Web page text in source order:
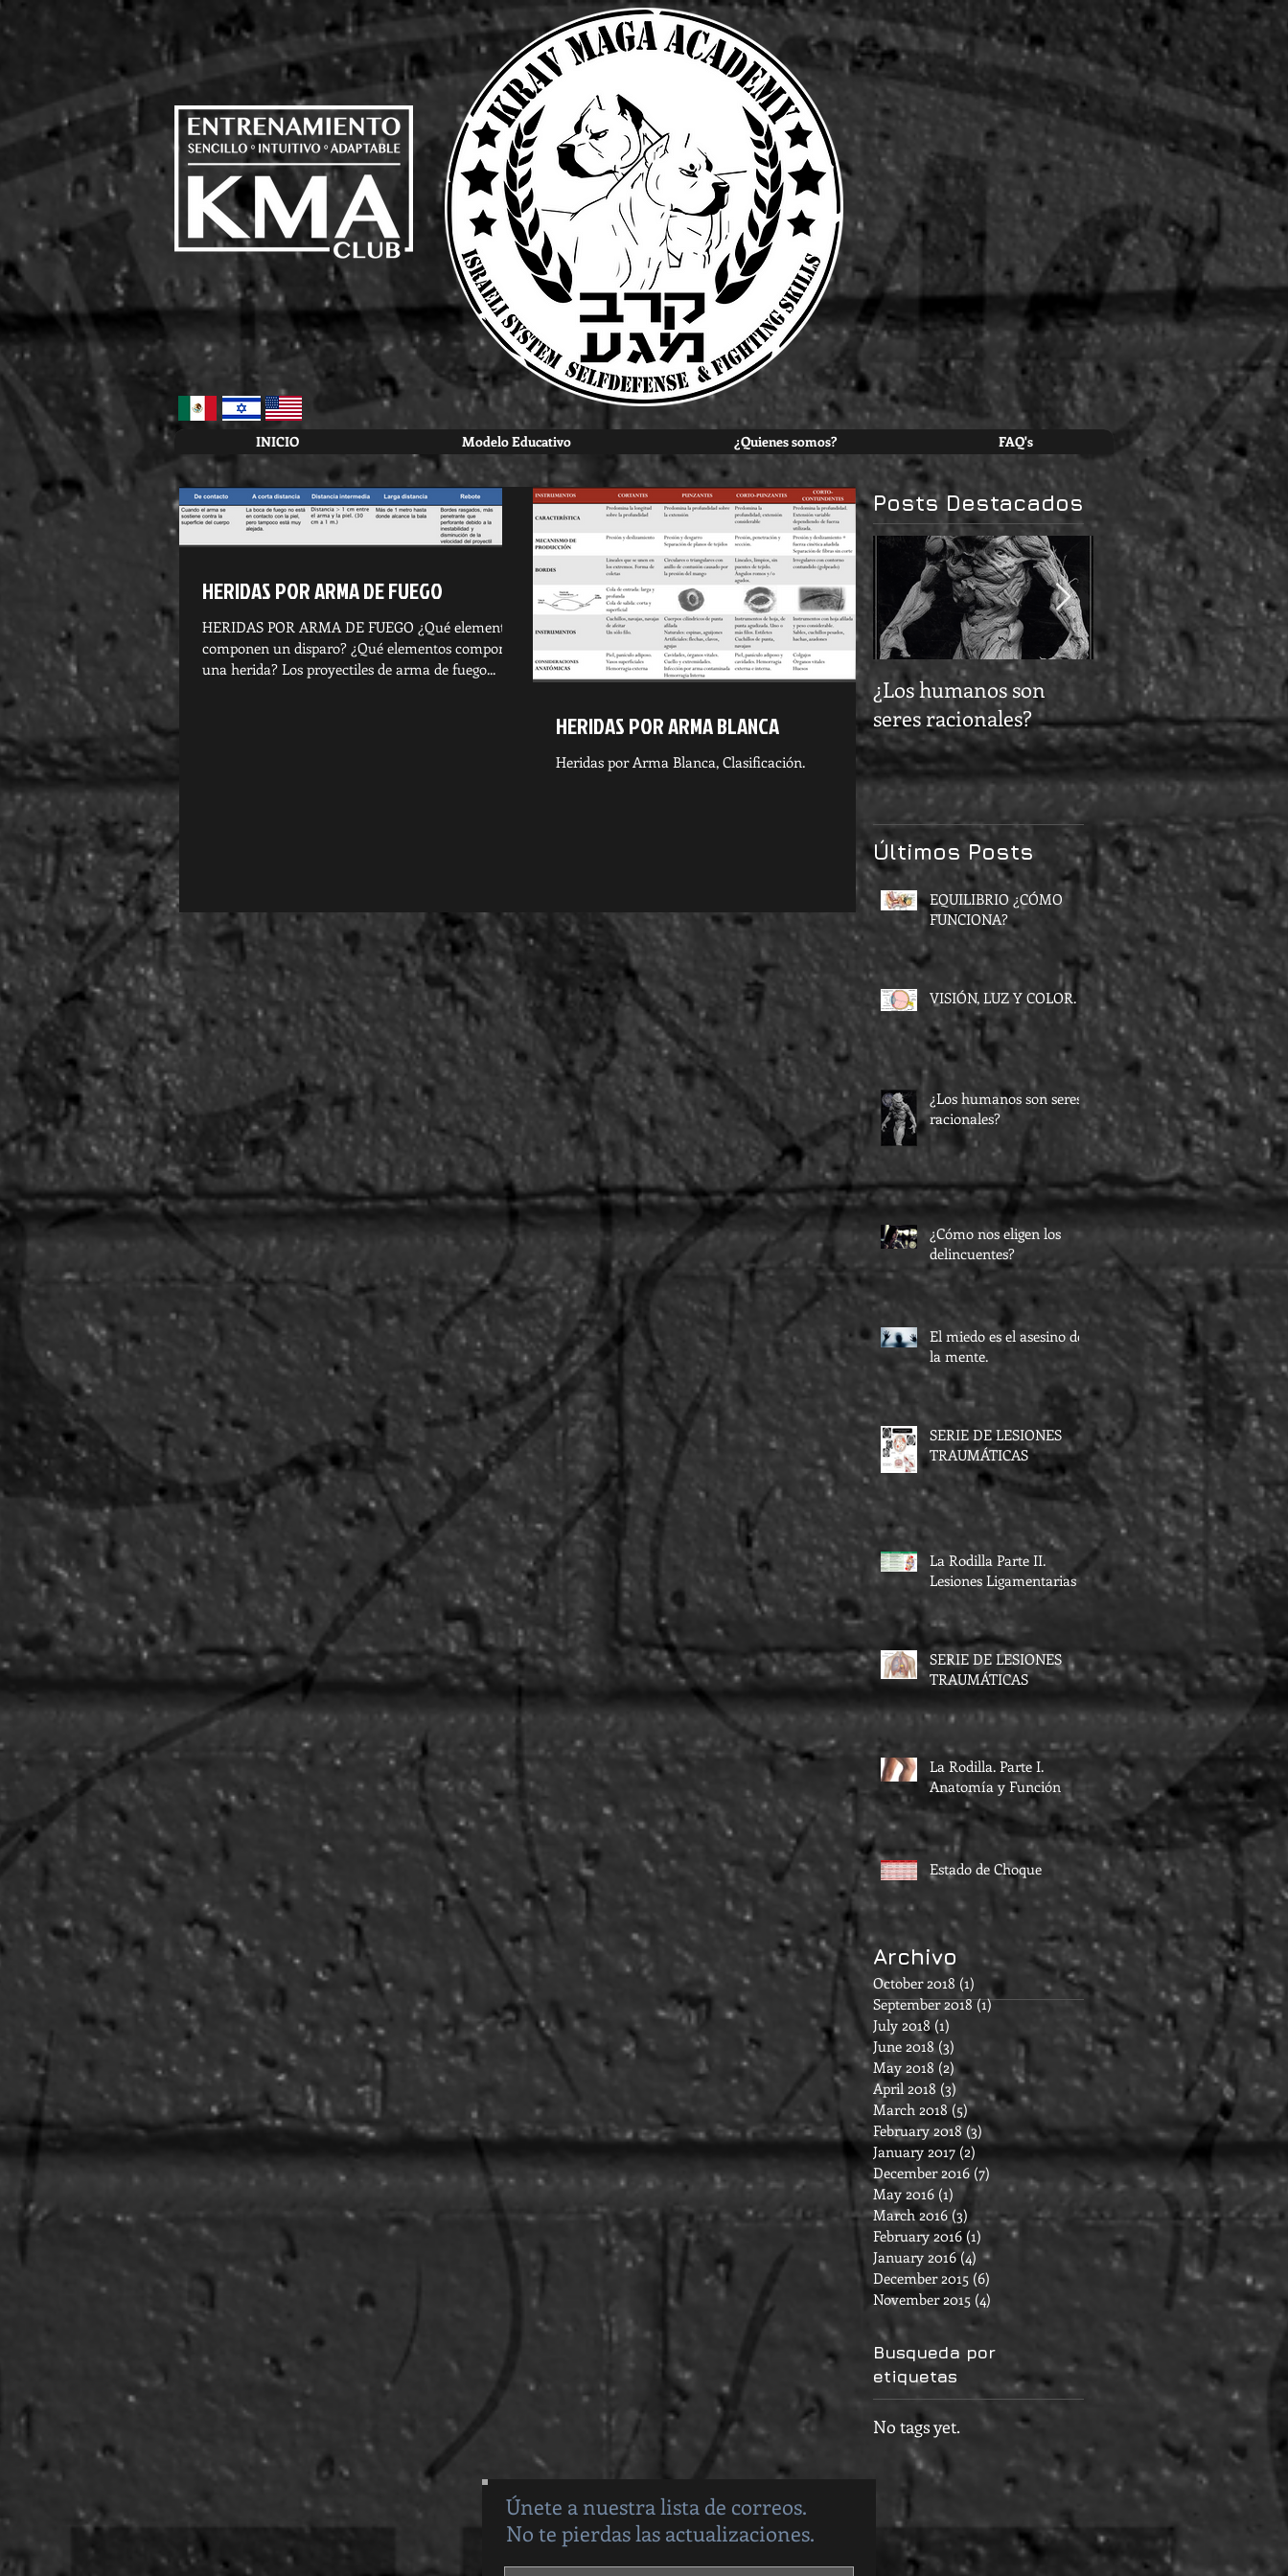
INICIO Modelo Educativo ¿Quienes somos? FAQ's
HERIDAS POR ARMA DE FUEGO
HERIDAS POR ARMA DE FUEGO ¿Qué elementos
componen un disparo? ¿Qué elementos componen
una herida? Los proyectiles de arma de fuego...
HERIDAS POR ARMA BLANCA
Heridas por Arma Blanca, Clasificación.
Posts Destacados
¿Los humanos son
seres racionales?
¿Cómo nos eligen los
delincuentes?
Últimos Posts
EQUILIBRIO ¿CÓMO
FUNCIONA?
VISIÓN, LUZ Y COLOR.
¿Los humanos son seres
racionales?
¿Cómo nos eligen los
delincuentes?
El miedo es el asesino de
la mente.
SERIE DE LESIONES
TRAUMÁTICAS
La Rodilla Parte II.
Lesiones Ligamentarias
SERIE DE LESIONES
TRAUMÁTICAS
La Rodilla. Parte I.
Anatomía y Función
Estado de Choque
Archivo
October 2018 (1) 1 post
September 2018 (1)1 post
July 2018 (1)
June 2018 (3)
May 2018 (2)2 posts
April 2018 (3) 3 posts
March 2018 (5)5 posts
February 2018 (3)3 posts
January 2017 (2)
December 2016 (7)
May 2016 (1) 1 post
March 2016 (3) 3 posts
February 2016 (1) 1 post
January 2016 (4) 4 posts
December 2015 (6)
November 2015 (4)
Busqueda por
etiquetas
No tags yet.
Únete a nuestra lista de correos.
No te pierdas las actualizaciones.